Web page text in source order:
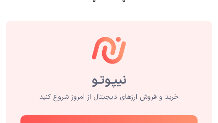
خرید و فروش ارزهای دیجیتال از امروز شروع کنید